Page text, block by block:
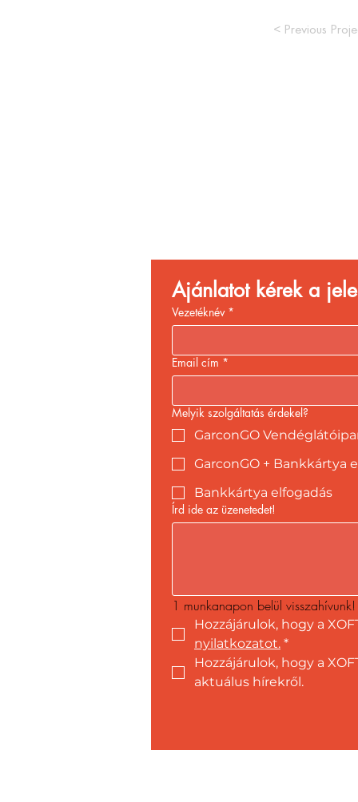
< Previous
Ajánlatot kérek a
Vezetéknév *
Email cím *
Melyik szolgáltatás érdekel?
GarconGO
GarconGO + Bankkártya
Bankkártya elfogadás
Írd ide az üzenetedet!
1 munkanapon belül visszahívunk!
Hozzájárulok, hogy a
nyilatkozatot. *
Hozzájárulok, hogy a
aktuálus hírekről.